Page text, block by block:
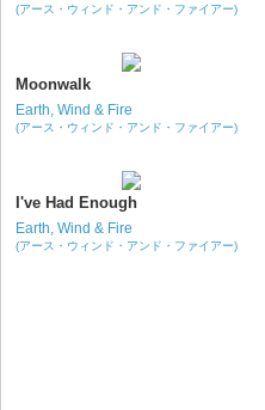
(アース・ウィンド・アンド・ファイアー)
Moonwalk
Earth, Wind & Fire
(アース・ウィンド・アンド・ファイアー)
I've Had Enough
Earth, Wind & Fire
(アース・ウィンド・アンド・ファイアー)